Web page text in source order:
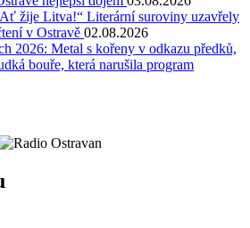
žije Litva!“ Literární suroviny uzavřely
v Ostravě 02.08.2026
2026: Metal s kořeny v odkazu předků,
bouře, která narušila program